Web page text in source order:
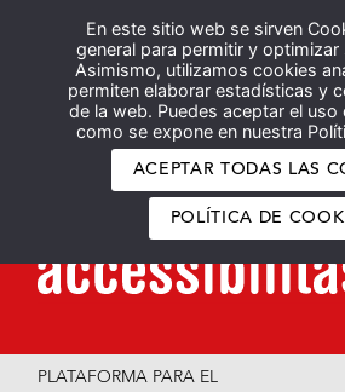
En este sitio web se sirven
general para permitir y optimizar
Asimismo, utilizamos cookies
permiten elaborar estadísticas y
de la web. Puedes aceptar el uso
como se expone en nuestra
ACEPTAR TODAS LAS
POLÍTICA DE
PLATAFORMA PARA EL